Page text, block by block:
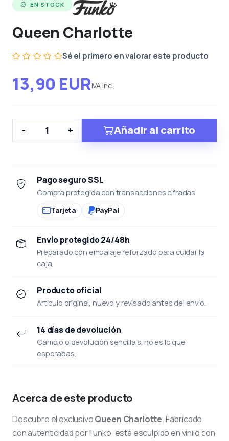
EN STOCK
Queen Charlotte
Sé el primero en valorar este producto
13,90 EURIVA incl.
- + Añadir al carrito
Pago seguro SSL
Compra protegida con transacciones cifradas.
Tarjeta PayPal
Envío protegido 24/48h
Preparado con embalaje reforzado para cuidar la
caja.
Producto oficial
Artículo original, nuevo y revisado antes del envío.
14 días de devolución
Cambio o devolución sencilla si no es lo que
esperabas.
Acerca de este producto
Descubre el exclusivoQueen Charlotte. Fabricado
con autenticidad por Funko, está esculpido en vinilo con